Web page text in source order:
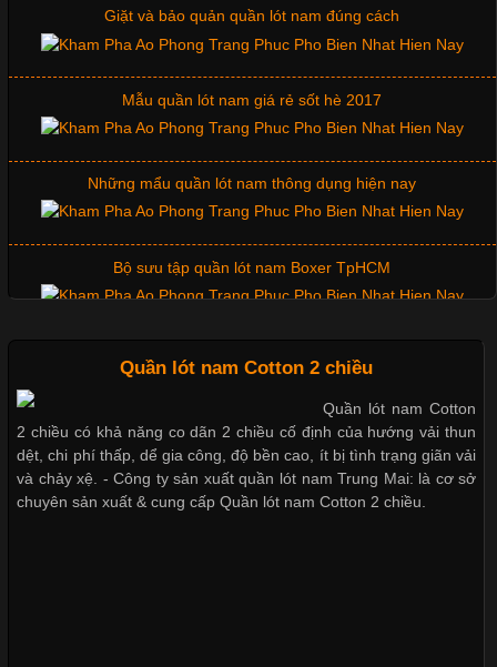
Những Mẫu Áo Thun Đồng Phục Công Ty Được Ưa
Chuộng Hiện Nay
Cập nhật 2026-06-01 14:23:34
Trong môi trường kinh doanh hiện đại, việc xây dựng hình ảnh
chuyên nghiệp đóng vai trò quan trọng đối với sự phát triển của
doanh nghiệp. Một trong những giải pháp hiệu quả được nhiều
đơn vị lựa chọn hiện nay là sử dụng áo thun đồng phục công ty.
Không chỉ giúp tạo sự đồng bộ, áo thun
Chất Liệu Lycra Có Gì Đặc Biệt Trong Ngành Thời Trang?
Cập nhật 2026-05-27 17:03:46
Vải Lycra Là Gì? Chất Liệu Co Giãn Được Ưa Chuộng Trong
Giặt và bảo quản quần lót nam đúng cách
Mẫu quần lót nam giá rẻ sốt hè 2017
Những mẩu quần lót nam thông dụng hiện nay
Bộ sưu tập quần lót nam Boxer TpHCM
Nguyên bộ quần lót nam Boxer thun lạnh giá rẻ
Quần lót nam Cotton 2 chiều
Quần lót nam Cotton
2 chiều có khả năng co dãn 2 chiều cố định của hướng vải thun
dệt, chi phí thấp, dể gia công, độ bền cao, ít bị tình trạng giãn vải
và chảy xệ. - Công ty sản xuất quần lót nam Trung Mai: là cơ sở
chuyên sản xuất & cung cấp Quần lót nam Cotton 2 chiều.